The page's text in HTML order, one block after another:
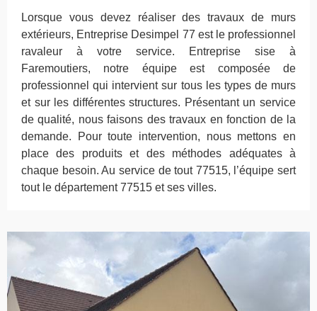
Lorsque vous devez réaliser des travaux de murs
extérieurs, Entreprise Desimpel 77 est le professionnel
ravaleur à votre service. Entreprise sise à
Faremoutiers, notre équipe est composée de
professionnel qui intervient sur tous les types de murs
et sur les différentes structures. Présentant un service
de qualité, nous faisons des travaux en fonction de la
demande. Pour toute intervention, nous mettons en
place des produits et des méthodes adéquates à
chaque besoin. Au service de tout 77515, l’équipe sert
tout le département 77515 et ses villes.